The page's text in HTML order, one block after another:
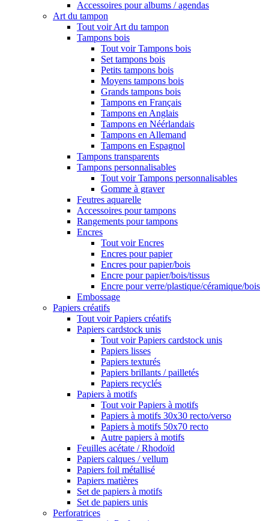
Accessoires pour albums / agendas
Art du tampon
Tout voir Art du tampon
Tampons bois
Tout voir Tampons bois
Set tampons bois
Petits tampons bois
Moyens tampons bois
Grands tampons bois
Tampons en Français
Tampons en Anglais
Tampons en Néérlandais
Tampons en Allemand
Tampons en Espagnol
Tampons transparents
Tampons personnalisables
Tout voir Tampons personnalisables
Gomme à graver
Feutres aquarelle
Accessoires pour tampons
Rangements pour tampons
Encres
Tout voir Encres
Encres pour papier
Encres pour papier/bois
Encre pour papier/bois/tissus
Encre pour verre/plastique/céramique/bois
Embossage
Papiers créatifs
Tout voir Papiers créatifs
Papiers cardstock unis
Tout voir Papiers cardstock unis
Papiers lisses
Papiers texturés
Papiers brillants / pailletés
Papiers recyclés
Papiers à motifs
Tout voir Papiers à motifs
Papiers à motifs 30x30 recto/verso
Papiers à motifs 50x70 recto
Autre papiers à motifs
Feuilles acétate / Rhodoïd
Papiers calques / vellum
Papiers foil métallisé
Papiers matières
Set de papiers à motifs
Set de papiers unis
Perforatrices